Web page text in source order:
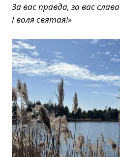
За вас правда, за вас слава
І воля святая!»